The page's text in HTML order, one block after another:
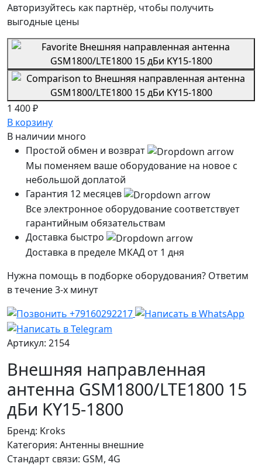
Авторизуйтесь как партнёр, чтобы получить
выгодные цены
1 400 ₽
В корзину
В наличии много
Простой обмен и возврат
Мы поменяем ваше оборудование на новое с
небольшой доплатой
Гарантия 12 месяцев
Все электронное оборудование соответствует
гарантийным обязательствам
Доставка быстро
Доставка в пределе МКАД от 1 дня
Нужна помощь в подборке оборудования? Ответим
в течение 3-х минут
Артикул: 2154
Внешняя направленная
антенна GSM1800/LTE1800 15
дБи KY15-1800
Бренд: Kroks
Категория: Антенны внешние
Стандарт связи: GSM, 4G